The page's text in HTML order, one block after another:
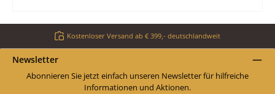
Kostenloser Versand ab € 399,- deutschlandweit
Newsletter
Abonnieren Sie jetzt einfach unseren Newsletter für hilfreiche
Informationen und Aktionen.